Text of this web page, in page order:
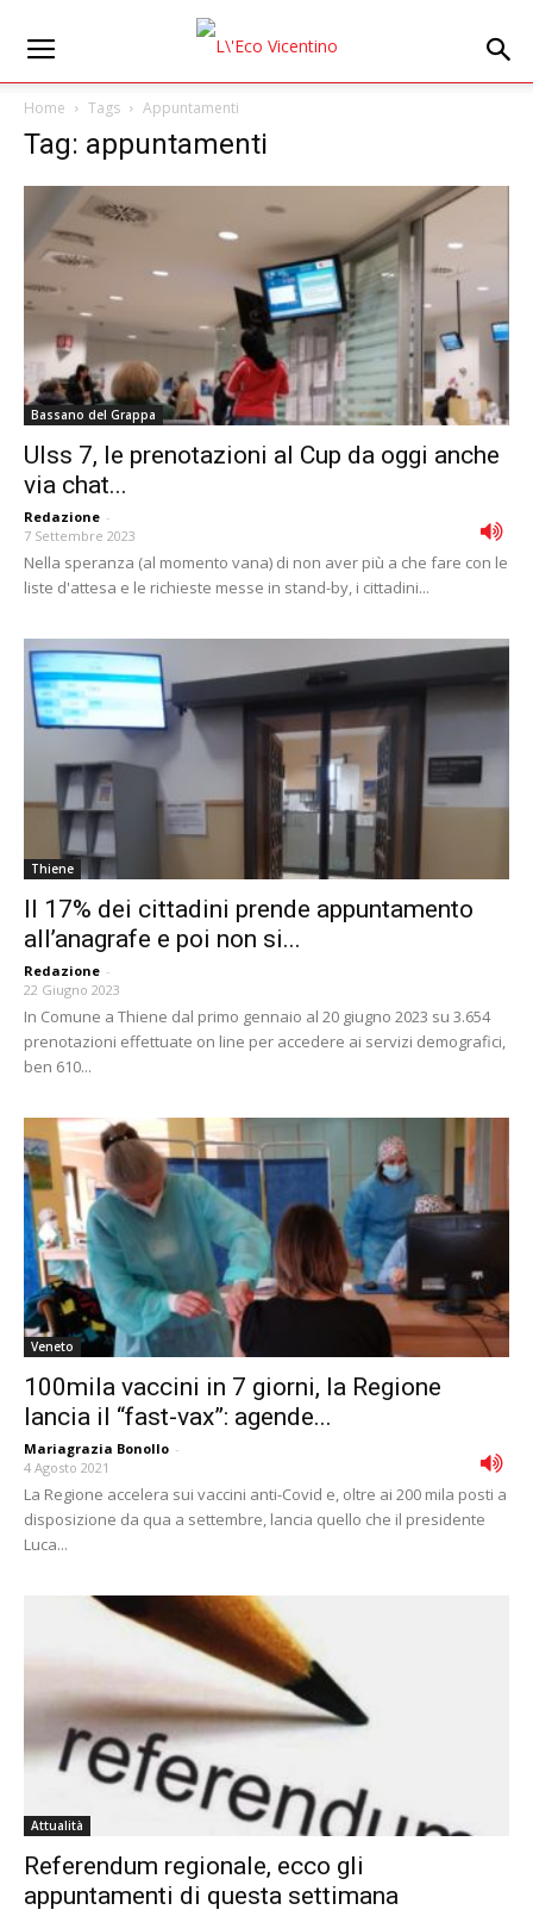
Home Tags Appuntamenti
Tag: appuntamenti
Bassano del Grappa
Ulss 7, le prenotazioni al Cup da oggi anche
via chat...
Redazione -
7 Settembre 2023
Nella speranza (al momento vana) di non aver più a che fare con le
liste d'attesa e le richieste messe in stand-by, i cittadini...
Thiene
Il 17% dei cittadini prende appuntamento
all’anagrafe e poi non si...
Redazione -
22 Giugno 2023
In Comune a Thiene dal primo gennaio al 20 giugno 2023 su 3.654
prenotazioni effettuate on line per accedere ai servizi demografici,
ben 610...
Veneto
100mila vaccini in 7 giorni, la Regione
lancia il “fast-vax”: agende...
Mariagrazia Bonollo -
4 Agosto 2021
La Regione accelera sui vaccini anti-Covid e, oltre ai 200 mila posti a
disposizione da qua a settembre, lancia quello che il presidente
Luca...
Attualità
Referendum regionale, ecco gli
appuntamenti di questa settimana